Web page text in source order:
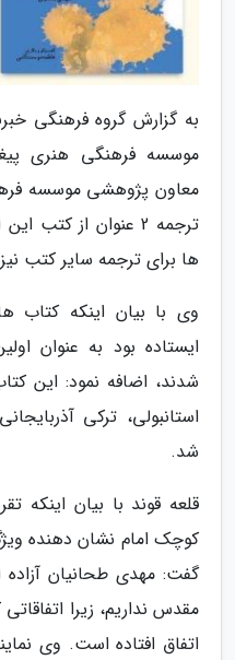
به گزارش گروه فرهنگی
موسسه فرهنگی هنری
معاون پژوهشی موسسه
ترجمه 2 عنوان از
ها برای ترجمه سایر کتب نیز
وی با بیان اینکه کتاب
ایستاده بود به عنوان
شدند، اضافه نمود: این
استانبولی، ترکی
شد.
قلعه قوند با بیان اینکه
کوچک امام نشان دهنده
گفت: مهدی طحانیان
مقدس نداریم، زیرا
اتفاق افتاده است. وی